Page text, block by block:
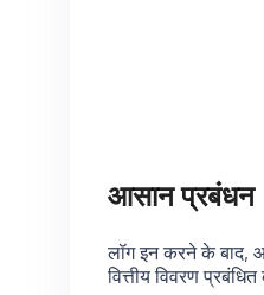
आसान प्रबंधन
लॉग इन करने के बाद,
वित्तीय विवरण